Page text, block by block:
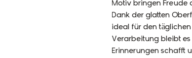
Motiv bringen Freude
Dank der glatten
ideal für den
Verarbeitung bleibt
Erinnerungen schafft